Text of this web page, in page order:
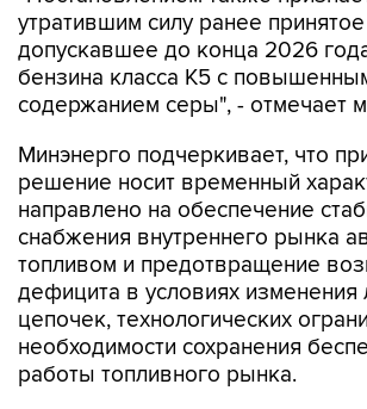
утратившим силу ранее
допускавшее до конца 2026
бензина класса К5 с
содержанием серы", - отмечает
Минэнерго подчеркивает, что
решение носит временный
направлено на обеспечение
снабжения внутреннего рынка
топливом и предотвращение
дефицита в условиях изменения
цепочек, технологических
необходимости сохранения
работы топливного рынка.